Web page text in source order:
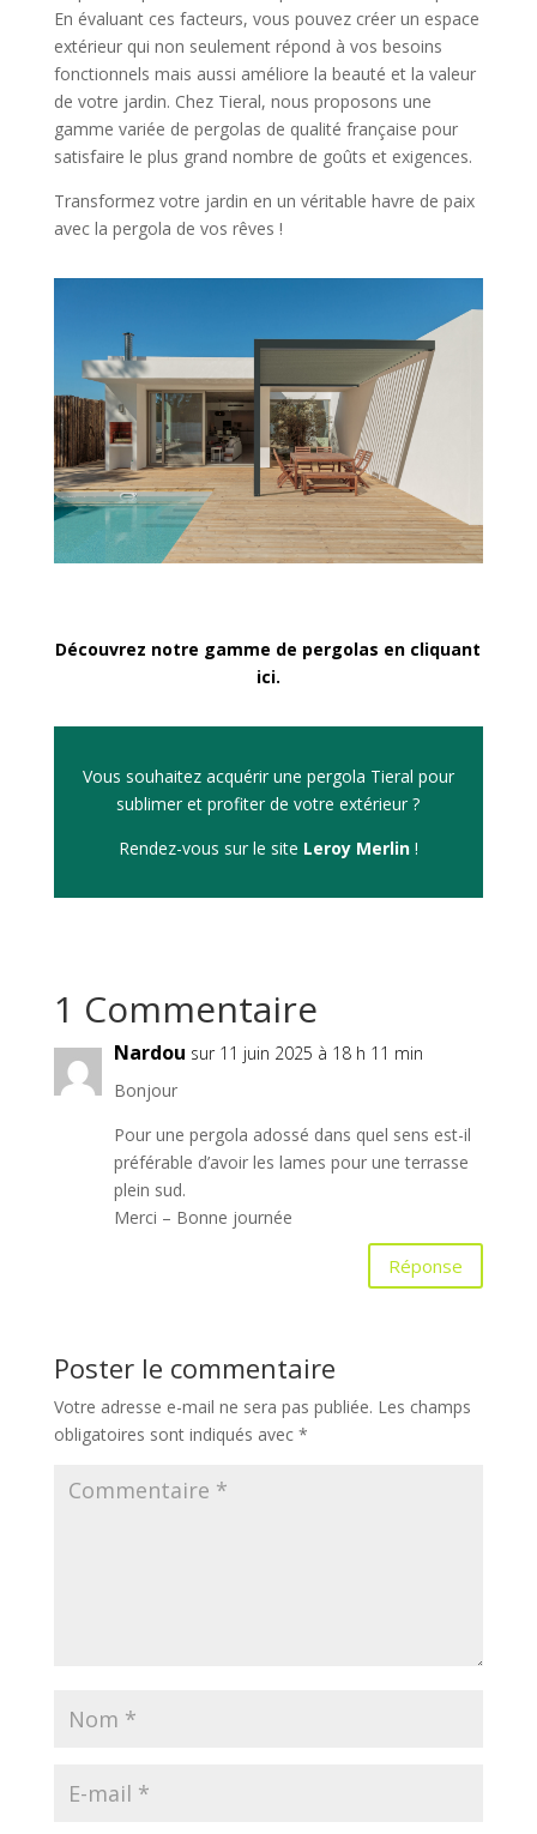
En évaluant ces facteurs, vous pouvez créer un espace
extérieur qui non seulement répond à vos besoins
fonctionnels mais aussi améliore la beauté et la valeur
de votre jardin. Chez Tieral, nous proposons une
gamme variée de pergolas de qualité française pour
satisfaire le plus grand nombre de goûts et exigences.
Transformez votre jardin en un véritable havre de paix
avec la pergola de vos rêves !
Découvrez notre gamme de pergolas en cliquant
ici.
Vous souhaitez acquérir une pergola Tieral pour
sublimer et profiter de votre extérieur ?
Rendez-vous sur le site Leroy Merlin!
1 Commentaire
Nardou sur 11 juin 2025 à 18 h 11 min
Bonjour
Pour une pergola adossé dans quel sens est-il
préférable d’avoir les lames pour une terrasse
plein sud.
Merci – Bonne journée
Réponse
Poster le commentaire
Votre adresse e-mail ne sera pas publiée. Les champs
obligatoires sont indiqués avec *